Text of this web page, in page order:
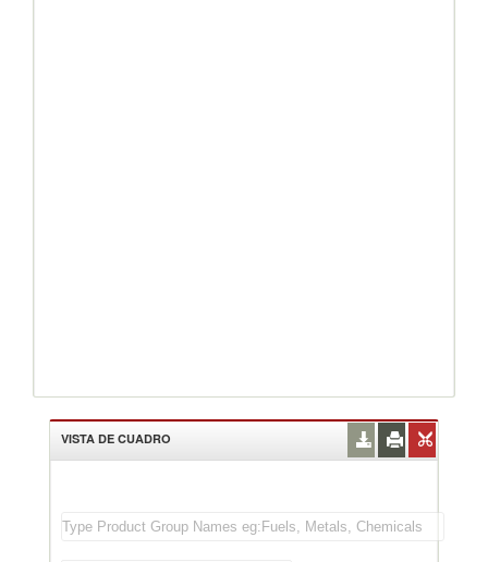
VISTA DE CUADRO